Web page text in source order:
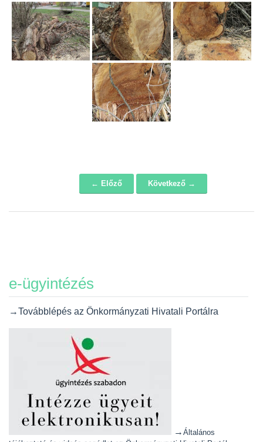
← Előző Következő →
e-ügyintézés
→Továbblépés az Önkormányzati Hivatali Portálra
→ Általános